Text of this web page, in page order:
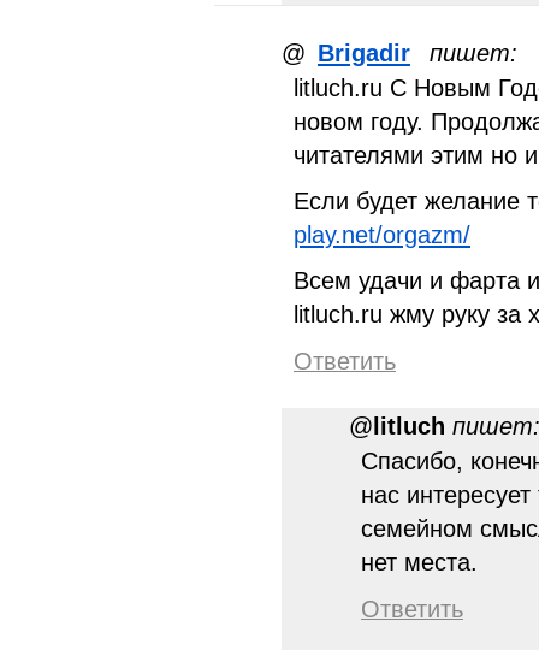
@ Brigadir
пишет:
litluch.ru С Новым
новом году.
читателями этим но
Если будет желание
play.net/orgazm/
Всем удачи и фарта
litluch.ru жму руку за
Ответить
@ litluch пишет:
Спасибо,
нас
семейном
нет места.
Ответить